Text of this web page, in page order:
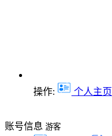
操作: 个人主页
账号信息 游客